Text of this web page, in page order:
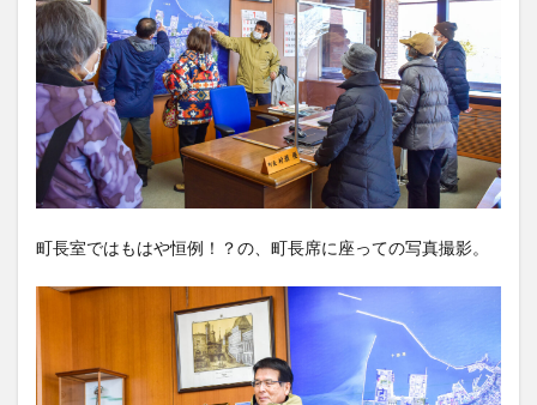
町長室ではもはや恒例！？の、町長席に座っての写真撮影。